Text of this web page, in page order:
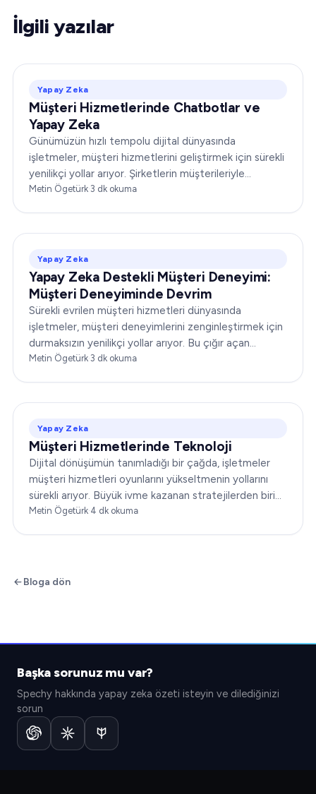
İlgili yazılar
Yapay Zeka
Müşteri Hizmetlerinde Chatbotlar ve
Yapay Zeka
Günümüzün hızlı tempolu dijital dünyasında
işletmeler, müşteri hizmetlerini geliştirmek için sürekli
yenilikçi yollar arıyor. Şirketlerin müşterileriyle
etkileşim biçimini yeniden tanımlayan devrim
Metin Ögetürk·3 dk okuma
Yapay Zeka
Yapay Zeka Destekli Müşteri Deneyimi:
Müşteri Deneyiminde Devrim
Sürekli evrilen müşteri hizmetleri dünyasında
işletmeler, müşteri deneyimlerini zenginleştirmek için
durmaksızın yenilikçi yollar arıyor. Bu çığır açan
gelişmelerden biri de yapay zeka destekli müşteri
Metin Ögetürk·3 dk okuma
Yapay Zeka
Müşteri Hizmetlerinde Teknoloji
Dijital dönüşümün tanımladığı bir çağda, işletmeler
müşteri hizmetleri oyunlarını yükseltmenin yollarını
sürekli arıyor. Büyük ivme kazanan stratejilerden biri
de teknolojinin entegrasyonudur…
Metin Ögetürk·4 dk okuma
Bloga dön
Başka sorunuz mu var?
Spechy hakkında yapay zeka özeti isteyin ve dilediğinizi
sorun